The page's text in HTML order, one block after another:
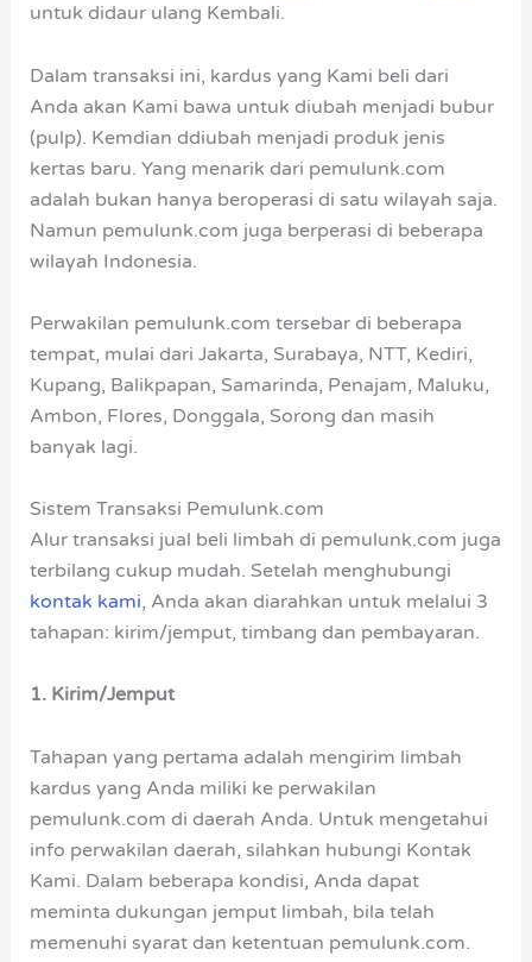
untuk didaur ulang Kembali.
Dalam transaksi ini, kardus yang Kami beli dari
Anda akan Kami bawa untuk diubah menjadi bubur
(pulp). Kemdian ddiubah menjadi produk jenis
kertas baru. Yang menarik dari pemulunk.com
adalah bukan hanya beroperasi di satu wilayah saja.
Namun pemulunk.com juga berperasi di beberapa
wilayah Indonesia.
Perwakilan pemulunk.com tersebar di beberapa
tempat, mulai dari Jakarta, Surabaya, NTT, Kediri,
Kupang, Balikpapan, Samarinda, Penajam, Maluku,
Ambon, Flores, Donggala, Sorong dan masih
banyak lagi.
Sistem Transaksi Pemulunk.com
Alur transaksi jual beli limbah di pemulunk.com juga
terbilang cukup mudah. Setelah menghubungi
kontak kami, Anda akan diarahkan untuk melalui 3
tahapan: kirim/jemput, timbang dan pembayaran.
1. Kirim/Jemput
Tahapan yang pertama adalah mengirim limbah
kardus yang Anda miliki ke perwakilan
pemulunk.com di daerah Anda. Untuk mengetahui
info perwakilan daerah, silahkan hubungi Kontak
Kami. Dalam beberapa kondisi, Anda dapat
meminta dukungan jemput limbah, bila telah
memenuhi syarat dan ketentuan pemulunk.com.